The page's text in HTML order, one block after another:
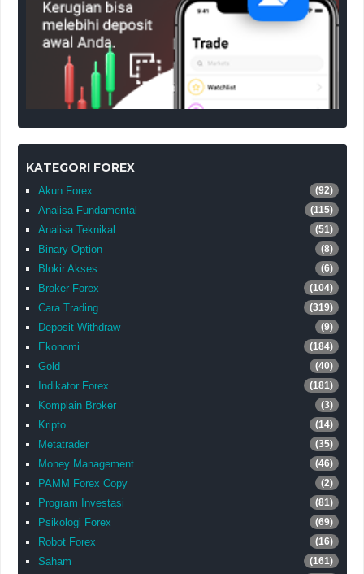
KATEGORI FOREX
Akun Forex (92)
Analisa Fundamental (115)
Analisa Teknikal (51)
Binary Option (8)
Blokir Akses (6)
Broker Forex (104)
Cara Trading (319)
Deposit Withdraw (9)
Ekonomi (184)
Gold (40)
Indikator Forex (181)
Komplain Broker (3)
Kripto (14)
Metatrader (35)
Money Management (46)
PAMM Forex Copy (2)
Program Investasi (81)
Psikologi Forex (69)
Robot Forex (16)
Saham (161)